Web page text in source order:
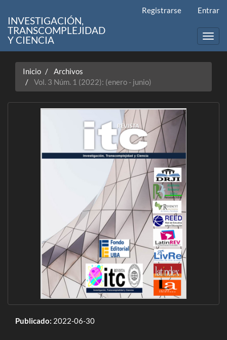
principal
Contenido
principal
Registrarse Entrar
INVESTIGACIÓN,
TRANSCOMPLEJIDAD
Y CIENCIA
Inicio
Archivos
Vol. 3 Núm. 1 (2022): (enero - junio)
Publicado: 2022-06-30